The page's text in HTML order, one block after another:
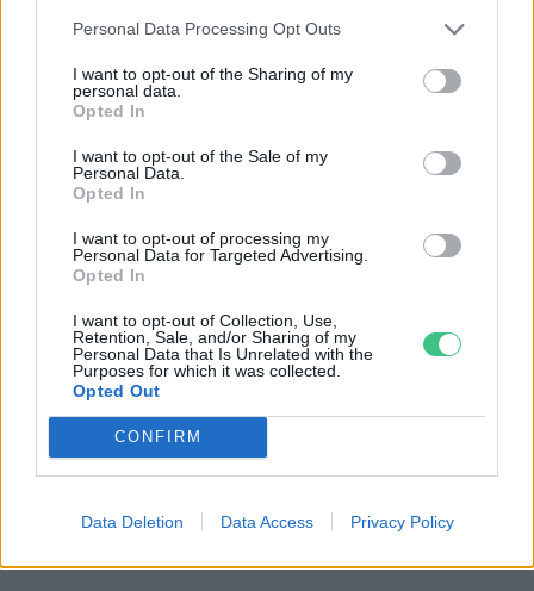
Personal Data Processing Opt Outs
I want to opt-out of the Sharing of my
personal data.
Opted In
I want to opt-out of the Sale of my
Personal Data.
Opted In
I want to opt-out of processing my
Personal Data for Targeted Advertising.
Opted In
I want to opt-out of Collection, Use,
Retention, Sale, and/or Sharing of my
Personal Data that Is Unrelated with the
Purposes for which it was collected.
Opted Out
CONFIRM
Data Deletion Data Access Privacy Policy
Britanniát is
SZEMLE
mekkora a különbség az áradó és a
kiszáradó Duna között
ÉLŐ BOLYGÓNK